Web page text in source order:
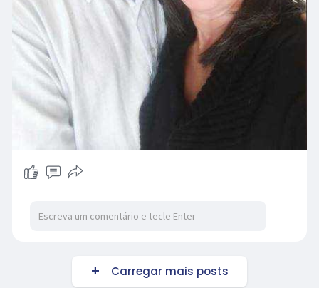
Carregar mais posts